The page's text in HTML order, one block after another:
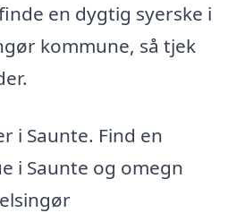
en dygtig syerske i
kommune, så tjek
i Saunte. Find en
i Saunte og omegn